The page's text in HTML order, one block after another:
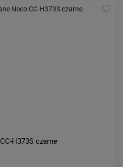
CC-H373S czarne